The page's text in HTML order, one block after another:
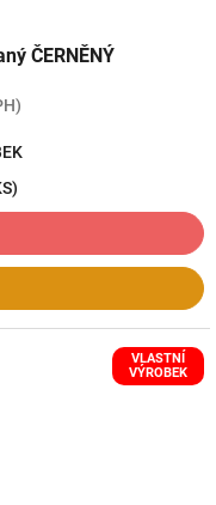
ČERNĚNÝ
VLASTNÍ
VÝROBEK